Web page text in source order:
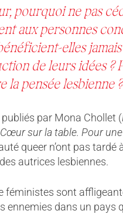
pourquoi ne pas
aux personnes
elles
de leurs idées ?
la pensée lesbienne ?
par Mona Chollet (
sur la table. Pour
queer n’ont pas tardé
autrices lesbiennes.
féministes sont
dans un pays